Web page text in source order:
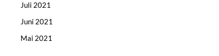
Juli 2021
Juni 2021
Mai 2021